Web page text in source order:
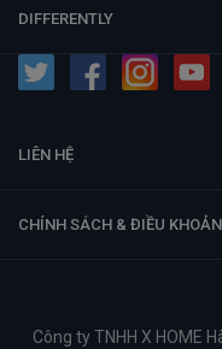
DIFFERENTLY
LIÊN HỆ
CHÍNH SÁCH & ĐIỀU KHOẢN
Công ty TNHH X HOME